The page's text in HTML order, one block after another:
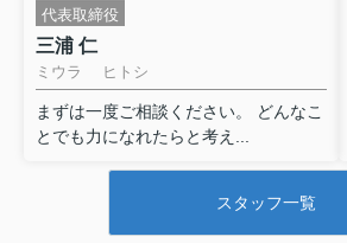
代表取締役
三浦 仁
ミウラ ヒトシ
まずは一度ご相談ください。 どんなこ
とでも力になれたらと考え...
スタッフ一覧